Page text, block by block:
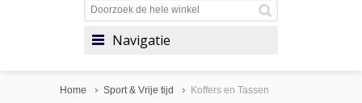
Navigatie
Home Sport & Vrije tijd Koffers en Tassen